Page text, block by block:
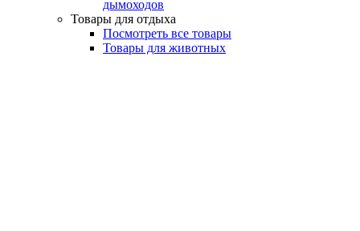
дымоходов
Товары для отдыха
Посмотреть все товары
Товары для животных